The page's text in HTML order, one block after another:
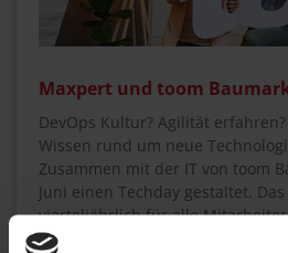
Maxpert und toom
DevOps Kultur? Agilität
Wissen rund um neue
Zusammen mit der IT von toom
Juni einen Techday gestaltet.
vierteljährlich für alle Mitarbeiter
organisiert. Spannende Inhalte